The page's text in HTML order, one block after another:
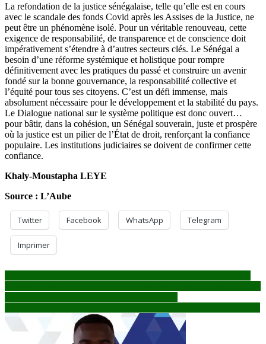
La refondation de la justice sénégalaise, telle qu’elle est en cours
avec le scandale des fonds Covid après les Assises de la Justice, ne
peut être un phénomène isolé. Pour un véritable renouveau, cette
exigence de responsabilité, de transparence et de conscience doit
impérativement s’étendre à d’autres secteurs clés. Le Sénégal a
besoin d’une réforme systémique et holistique pour rompre
définitivement avec les pratiques du passé et construire un avenir
fondé sur la bonne gouvernance, la responsabilité collective et
l’équité pour tous ses citoyens. C’est un défi immense, mais
absolument nécessaire pour le développement et la stabilité du pays.
Le Dialogue national sur le système politique est donc ouvert…
pour bâtir, dans la cohésion, un Sénégal souverain, juste et prospère
où la justice est un pilier de l’État de droit, renforçant la confiance
populaire. Les institutions judiciaires se doivent de confirmer cette
confiance.
Khaly-Moustapha LEYE
Source : L’Aube
Twitter Facebook WhatsApp Telegram
Imprimer
Navigation
de
l’article